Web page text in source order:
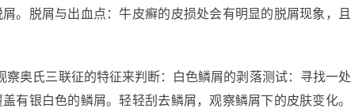
。脱屑与出血点：牛皮癣的皮损处会有明显的脱屑现象，且
奥氏三联征的特征来判断：白色鳞屑的剥落测试：寻找一处
有银白色的鳞屑。轻轻刮去鳞屑，观察鳞屑下的皮肤变化。